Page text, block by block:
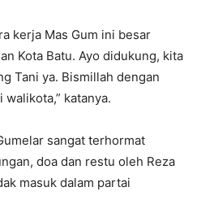
kerja Mas Gum ini besar
Kota Batu. Ayo didukung, kita
Tani ya. Bismillah dengan
katanya.
sangat terhormat
doa dan restu oleh Reza
masuk dalam partai